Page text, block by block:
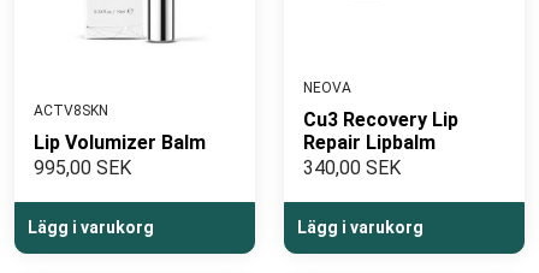
ACTV8SKN
Lip Volumizer Balm
995,00 SEK
Lägg i varukorg
NEOVA
Cu3 Recovery Lip
Repair Lipbalm
340,00 SEK
Lägg i varukorg